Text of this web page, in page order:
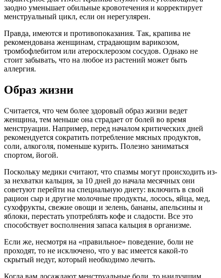
заодно уменьшает обильные кровотечения и корректирует
менструальный цикл, если он нерегулярен.
Правда, имеются и противопоказания. Так, крапива не
рекомендована женщинам, страдающим варикозом,
тромбофлебитом или атеросклерозом сосудов. Однако не
стоит забывать, что на любое из растений может быть
аллергия.
Образ жизни
Считается, что чем более здоровый образ жизни ведет
женщина, тем меньше она страдает от болей во время
менструации. Например, перед началом критических дней
рекомендуется сократить потребление мясных продуктов,
соли, алкоголя, поменьше курить. Полезно заниматься
спортом, йогой.
Поскольку медики считают, что спазмы могут происходить из-
за нехватки кальция, за 10 дней до начала месячных они
советуют перейти на специальную диету: включить в свой
рацион сыр и другие молочные продукты, лосось, яйца, мед,
сухофрукты, свежие овощи и зелень, бананы, апельсины и
яблоки, перестать употреблять кофе и сладости. Все это
способствует восполнения запаса кальция в организме.
Если же, несмотря на «правильное» поведение, боли не
проходят, то не исключено, что у вас имеется какой-то
скрытый недуг, который необходимо лечить.
Когда вам досаждают менструальные боли, то наилучшим